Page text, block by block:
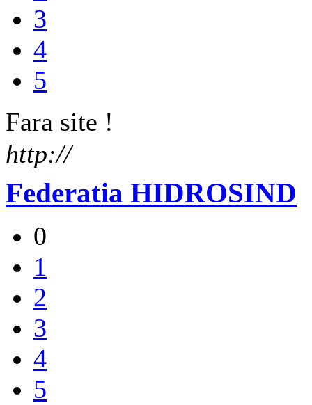
3
4
5
Fara site !
http://
Federatia HIDROSIND
0
1
2
3
4
5